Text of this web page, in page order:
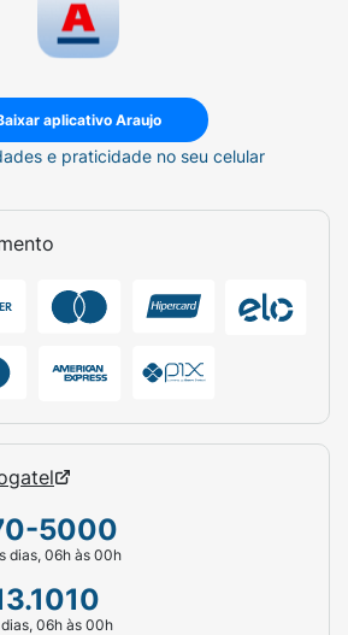
aplicativo Araujo
e praticidade no seu celular
5000
dias, 06h às 00h
06h às 00h